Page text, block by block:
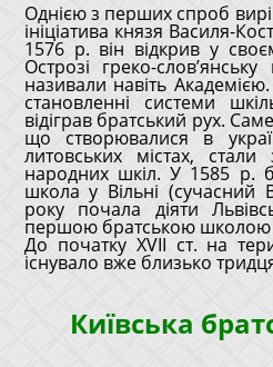
Однією з перших спроб
ініціатива князя Василя-
1576 р. він відкрив у
Острозі греко-
називали навіть
становленні системи
відіграв братський рух.
що створювалися в
литовських містах,
народних шкіл. У 1585 р.
школа у Вільні (сучасний
року почала діяти
першою братською школою
До початку XVII ст. на
існувало вже близько
Київська